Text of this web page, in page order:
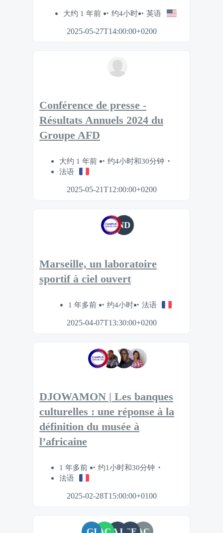
大约 1 年前 约4小时 英语
2025-05-27T14:00:00+0200
Conférence de presse -
Résultats Annuels 2024 du
Groupe AFD
大约 1 年前
约4小时和30分钟
法语
2025-05-21T12:00:00+0200
ND
Marseille, un laboratoire
sportif à ciel ouvert
1 年多前 约4小时 法语
2025-04-07T13:30:00+0200
DJOWAMON | Les banques
culturelles : une réponse à la
définition du musée à
l’africaine
1 年多前
约1小时和30分钟
法语
2025-02-28T15:00:00+0100